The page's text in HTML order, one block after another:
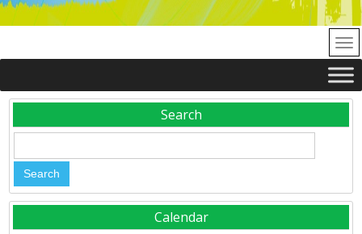
Search
Calendar